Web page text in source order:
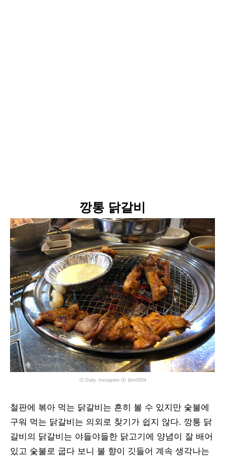
깡통 닭갈비
ⓒ Daily, Instagram ID @nr0504
철판에 볶아 먹는 닭갈비는 흔히 볼 수 있지만 숯불에
구워 먹는 닭갈비는 의외로 찾기가 쉽지 않다. 깡통 닭
갈비의 닭갈비는 야들야들한 닭고기에 양념이 잘 배어
있고 숯불로 굽다 보니 불 향이 깃들어 계속 생각나는